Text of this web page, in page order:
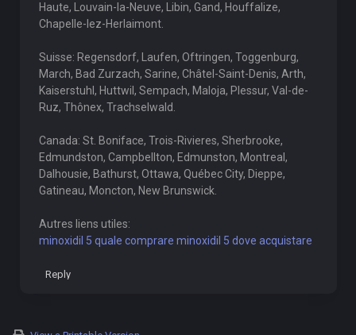
Haute, Louvain-la-Neuve, Libin, Gand, Houffalize,
Chapelle-lez-Herlaimont.
Suisse: Regensdorf, Laufen, Oftringen, Toggenburg,
March, Bad Zurzach, Sarine, Châtel-Saint-Denis, Arth,
Kaiserstuhl, Huttwil, Sempach, Maloja, Plessur, Val-de-
Ruz, Thônex, Trachselwald.
Canada: St. Boniface, Trois-Rivieres, Sherbrooke,
Edmundston, Campbellton, Edmunston, Montreal,
Dalhousie, Bathurst, Ottawa, Québec City, Dieppe,
Gatineau, Moncton, New Brunswick.
Autres liens utiles:
minoxidil 5 quale comprare minoxidil 5 dove acquistare
Reply